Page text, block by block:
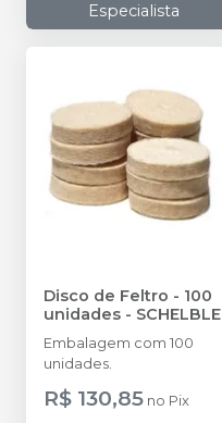
Especialista
Disco de Feltro - 100
unidades - SCHELBLE
Embalagem com 100
unidades.
R$ 130,85 no Pix